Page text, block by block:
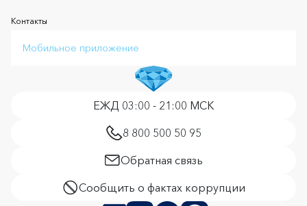
Контакты
Мобильное приложение
ЕЖД 03:00 - 21:00 МСК
8 800 500 50 95
Обратная связь
Сообщить о фактах коррупции